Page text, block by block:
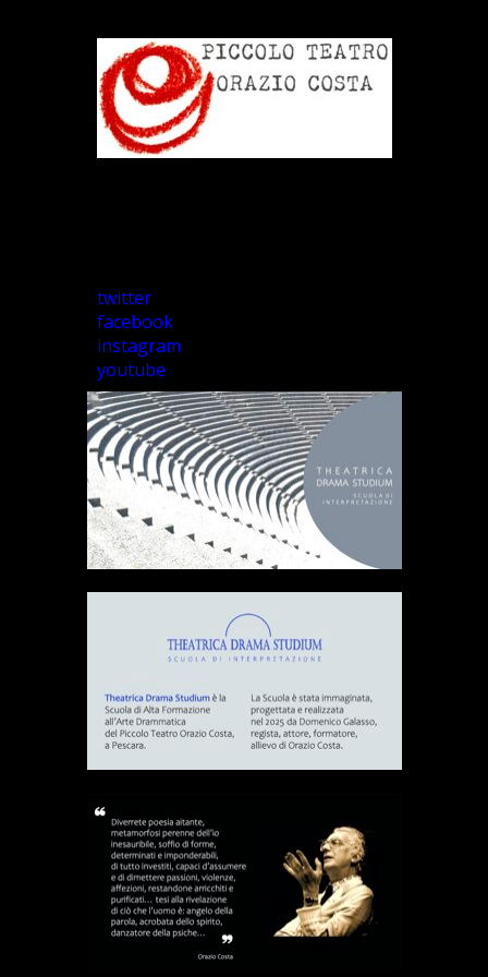
twitter
facebook
instagram
youtube